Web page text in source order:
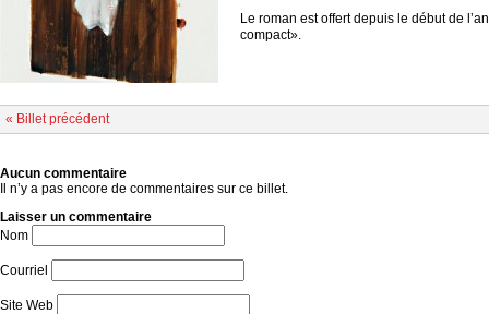
Le roman est offert depuis le début de
compact».
« Billet précédent
Aucun commentaire
Il n’y a pas encore de commentaires sur ce billet.
Laisser un commentaire
Nom
Courriel
Site Web